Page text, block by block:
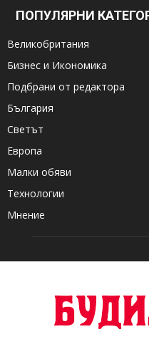
ПОПУЛЯРНИ
Великобритания
Бизнес и Икономика
Подбрани от редактора
България
Светът
Европа
Малки обяви
Технологии
Мнение